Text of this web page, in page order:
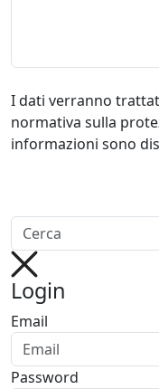
I dati verranno
normativa sulla
informazioni sono
Login
Email
Password